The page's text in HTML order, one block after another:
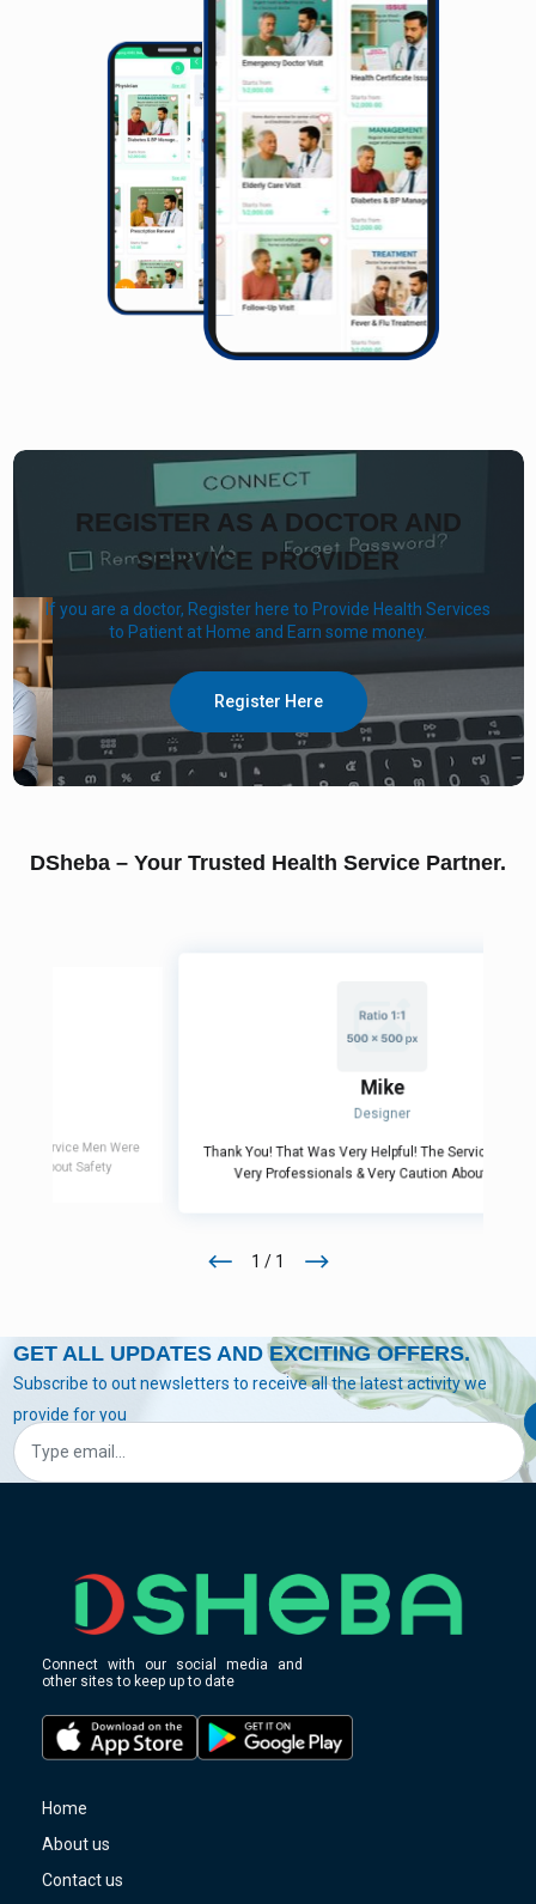
REGISTER AS A DOCTOR AND
SERVICE PROVIDER
If you are a doctor, Register here to Provide Health Services
to Patient at Home and Earn some money.
Register Here
DSheba – Your Trusted Health Service Partner.
Thank You! That Was Very Helpful! The Service Men Were
Very Professionals & Very Caution About Safety
1 / 1
GET ALL UPDATES AND EXCITING OFFERS.
Subscribe to out newsletters to receive all the latest activity we
provide for you
Connect with our social media and
other sites to keep up to date
Home
About us
Contact us